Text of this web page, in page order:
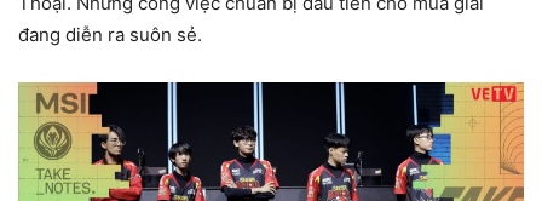
đang diễn ra suôn sẻ.